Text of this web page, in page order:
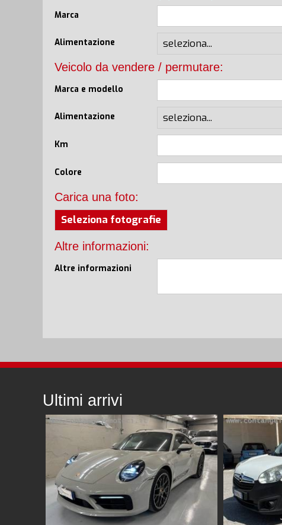
Marca
Alimentazione
Veicolo da vendere / permutare:
Marca e modello
Alimentazione
Km
Colore
Carica una foto:
Seleziona fotografie
Altre informazioni:
Altre informazioni
Ultimi arrivi